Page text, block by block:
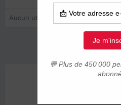
Aucun utilisateur enregistré